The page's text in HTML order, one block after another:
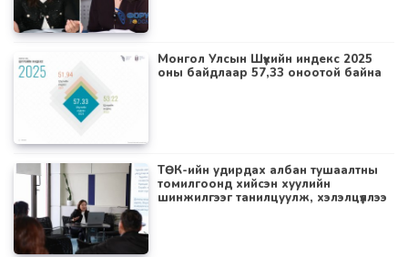
Монгол Улсын Шүүхийн индекс 2025
оны байдлаар 57,33 оноотой байна
ТӨК-ийн удирдах албан тушаалтны
томилгоонд хийсэн хуулийн
шинжилгээг танилцуулж, хэлэлцүүллээ